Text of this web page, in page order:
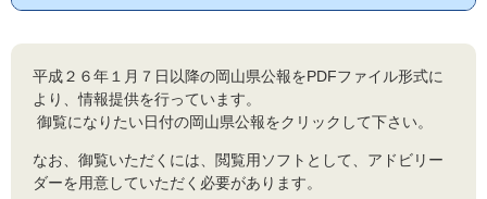
平成２６年１月７日以降の岡山県公報をPDFファイル形式に
より、情報提供を行っています。
御覧になりたい日付の岡山県公報をクリックして下さい。
なお、御覧いただくには、閲覧用ソフトとして、アドビリー
ダーを用意していただく必要があります。